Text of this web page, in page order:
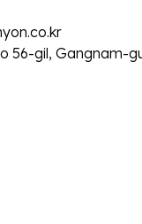
56-gil, Gangnam-